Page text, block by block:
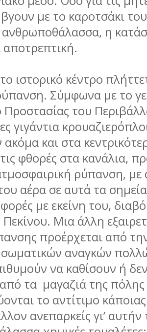
με το καροτσάκι
η
ιστορικό κέντρο
Σύμφωνα με το
Προστασίας του
γιγάντια
και στα
φθορές στα κανάλια,
ρύπανση,
αέρα σε αυτά τα
με εκείνη του,
Μια άλλη
προέρχεται από
σωματικών αναγκών
να καθίσουν ή
τα μαγαζιά της
το αντίτιμο
ανεπαρκείς γι’ αυτήν